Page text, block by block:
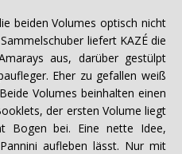
beiden Volumes optisch nicht
liefert KAZÉ die
aus, darüber gestülpt
Eher zu gefallen weiß
Volumes beinhalten einen
der ersten Volume liegt
Bogen bei. Eine nette Idee,
aufleben lässt. Nur mit